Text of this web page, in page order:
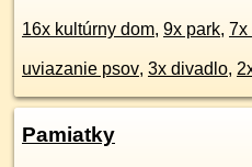
16x kultúrny dom, 9x park, 7x
uviazanie psov, 3x divadlo,
Pamiatky